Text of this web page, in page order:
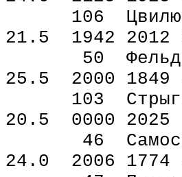
106
21.5 1942 2012
50
25.5 2000 1849
103
20.5 0000 2025
46
24.0 2006 1774